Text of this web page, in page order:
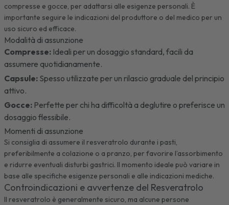
compresse e gocce, per adattarsi alle esigenze personali. È
importante seguire le indicazioni del produttore o del medico per un
uso sicuro ed efficace.
Modalità di assunzione
Compresse: Ideali per un dosaggio standard, facili da
assumere quotidianamente.
Capsule: Spesso utilizzate per un rilascio graduale del principio
attivo.
Gocce: Perfette per chi ha difficoltà a deglutire o preferisce un
dosaggio flessibile.
Momenti di assunzione
Si consiglia di assumere il resveratrolo durante i pasti,
preferibilmente a colazione o a pranzo, per favorire l’assorbimento
e ridurre eventuali disturbi gastrici. Il momento ideale può variare in
base alle specifiche esigenze personali e alle indicazioni mediche.
Controindicazioni e avvertenze del Resveratrolo
Il resveratrolo è generalmente sicuro, ma alcune persone